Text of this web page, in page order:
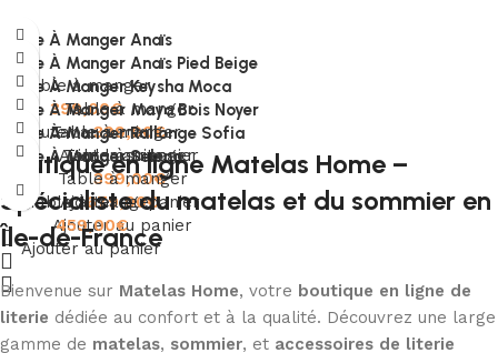
Table À Manger Anaïs
Table à manger
399,00€
Ajouter au panier
Table À Manger Anaïs Pied Beige
Table à manger
399,00€
Ajouter au panier
Table À Manger Keysha Moca
Table à manger
Lire la suite
Table À Manger Maya Bois Noyer
Table à manger
399,00€
Ajouter au panier
Table À Manger Rallonge Sofia
Table à manger
679,00€
Ajouter au panier
Table À Manger Selena
Table à manger
459,00€
Ajouter au panier
Boutique en ligne Matelas Home –
Spécialiste du matelas et du sommier en
Île-de-France
Bienvenue sur Matelas Home, votre boutique en ligne de
literie dédiée au confort et à la qualité. Découvrez une large
gamme de matelas, sommier, et accessoires de literie